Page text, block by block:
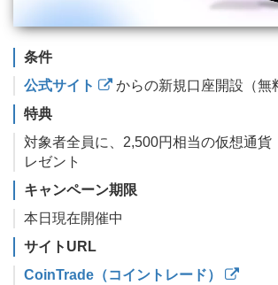
条件
公式サイト
からの新規口座開設（無
特典
対象者全員に、2,500円相当の仮想通貨
レゼント
キャンペーン期限
本日現在開催中
サイトURL
CoinTrade（コイントレード）